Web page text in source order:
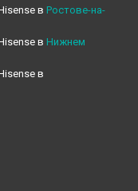
в Ростове-на-
в Нижнем
в
в
в
в